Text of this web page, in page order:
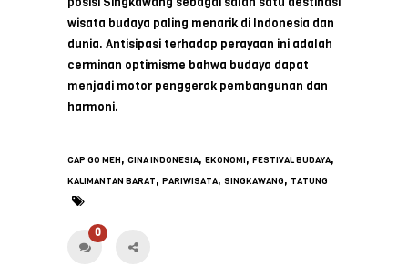
wisata budaya paling menarik di Indonesia dan
dunia. Antisipasi terhadap perayaan ini adalah
cerminan optimisme bahwa budaya dapat
menjadi motor penggerak pembangunan dan
harmoni.
CAP GO MEH, CINA INDONESIA, EKONOMI, FESTIVAL BUDAYA,
KALIMANTAN BARAT, PARIWISATA, SINGKAWANG, TATUNG
0